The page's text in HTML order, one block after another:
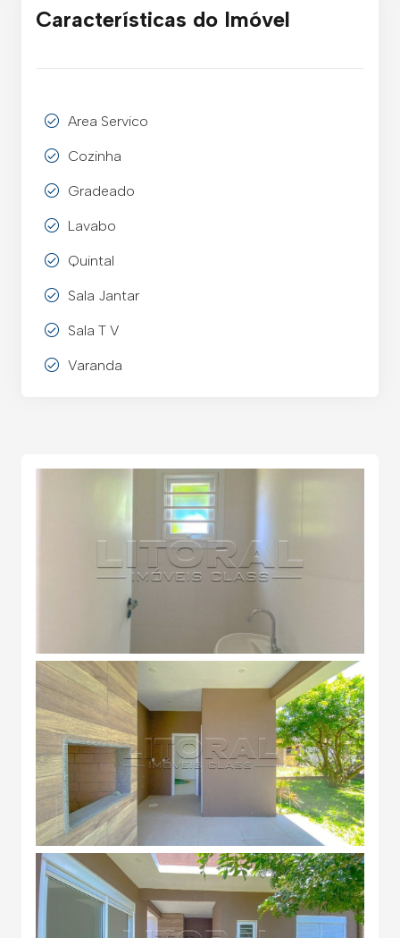
Características do Imóvel
Area Servico
Cozinha
Gradeado
Lavabo
Quintal
Sala Jantar
Sala T V
Varanda